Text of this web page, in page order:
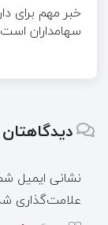
خبر مهم برای
سهامداران است
نشانی ایمیل
علامت‌گذاری